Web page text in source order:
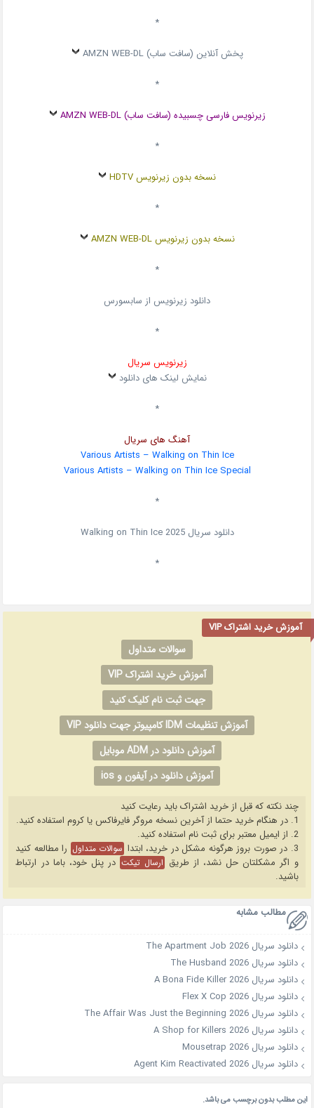
*
پخش آنلاین (سافت ساب) AMZN WEB-DL
*
زیرنویس فارسی چسبیده (سافت ساب) AMZN WEB-DL
*
نسخه بدون زیرنویس HDTV
*
نسخه بدون زیرنویس AMZN WEB-DL
*
دانلود زیرنویس از سابسورس
*
زیرنویس سریال
نمایش لینک های دانلود
*
آهنگ های سریال
Various Artists – Walking on Thin Ice
Various Artists – Walking on Thin Ice Special
*
دانلود سریال Walking on Thin Ice 2025
*
آموزش خرید اشتراک VIP
سوالات متداول
آموزش خرید اشتراک VIP
جهت ثبت نام کلیک کنید
آموزش تنظیمات IDM کامپیوتر جهت دانلود VIP
آموزش دانلود در ADM موبایل
آموزش دانلود در آیفون و ios
چند نکته که قبل از خرید اشتراک باید رعایت کنید
1. در هنگام خرید حتما از آخرین نسخه مروگر فایرفاکس یا کروم استفاده کنید.
2. از ایمیل معتبر برای ثبت نام استفاده کنید.
3. در صورت بروز هرگونه مشکل در خرید، ابتدا
سوالات متداول را مطالعه کنید
و اگر مشکلتان حل نشد، از طریق ارسال تیکت در پنل خود، باما در ارتباط
باشید.
مطالب مشابه
دانلود سریال The Apartment Job 2026
دانلود سریال The Husband 2026
دانلود سریال A Bona Fide Killer 2026
دانلود سریال Flex X Cop 2026
دانلود سریال The Affair Was Just the Beginning 2026
دانلود سریال A Shop for Killers 2026
دانلود سریال Mousetrap 2026
دانلود سریال Agent Kim Reactivated 2026
این مطلب بدون برچسب می باشد.